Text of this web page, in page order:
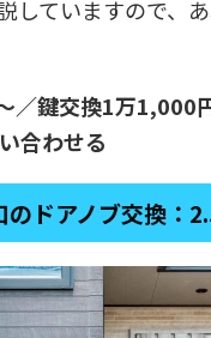
していますので、
／鍵交換1万1,000
合わせる
のドアノブ交換：